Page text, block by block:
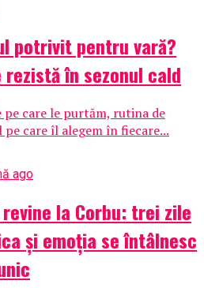
potrivit pentru vară?
în sezonul cald
care le purtăm, rutina de
care îl alegem în fiecare...
ago
la Corbu: trei zile
și emoția se întâlnesc